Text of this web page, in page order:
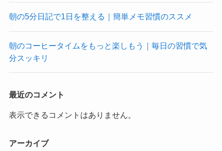
朝の5分日記で1日を整える｜簡単メモ習慣のススメ
朝のコーヒータイムをもっと楽しもう｜毎日の習慣で気
分スッキリ
最近のコメント
表示できるコメントはありません。
アーカイブ